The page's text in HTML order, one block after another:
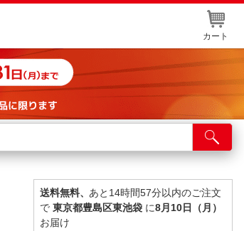
カート
送料無料、 あと14時間57分以内のご注文
で 東京都豊島区東池袋 に8月10日（月）
お届け